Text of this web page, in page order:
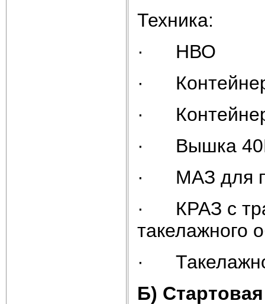
Техника:
· НВО
· Контейнер
·
· Вышка
· МАЗ для
· КРАЗ с
такелажного
·
Б)